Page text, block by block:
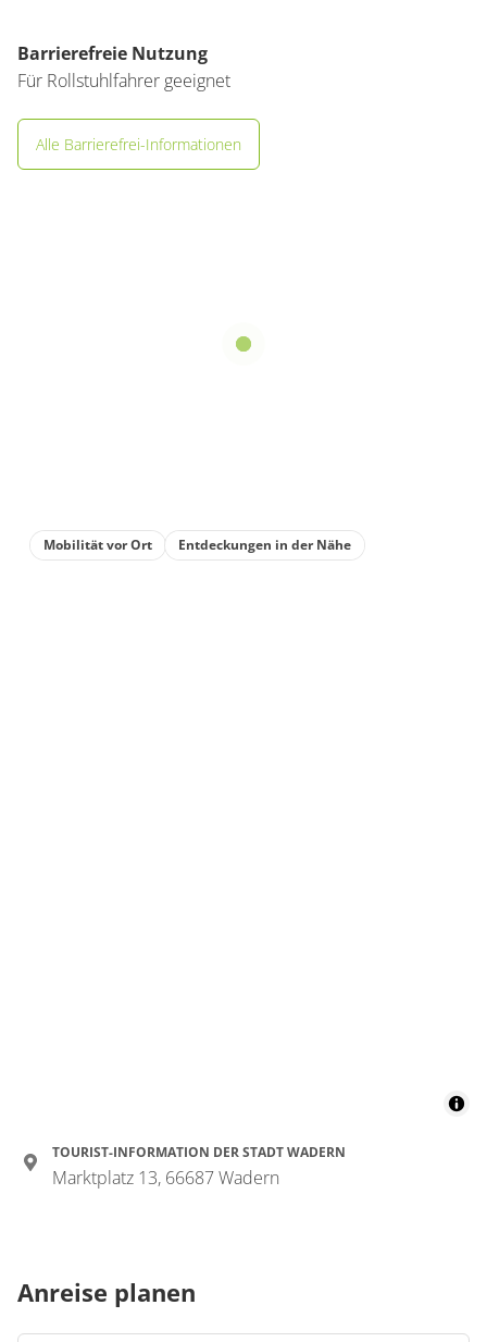
Barrierefreie Nutzung
Für Rollstuhlfahrer geeignet
Alle Barrierefrei-Informationen
Mobilität vor Ort Entdeckungen in der Nähe
TOURIST-INFORMATION DER STADT WADERN
Marktplatz 13, 66687 Wadern
Anreise planen